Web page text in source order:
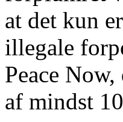
at det kun
illegale
Peace
af mindst